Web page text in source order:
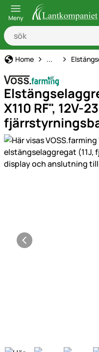
Meny
Home Elstängsel
...
X110 RF", 12V-
Produktgaleri